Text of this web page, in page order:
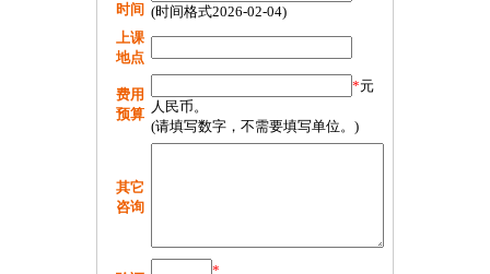
时间 (时间格式2026-02-04)
上课
地点
费用
预算
*元
人民币。
(请填写数字，不需要填写单位。)
其它
咨询
*